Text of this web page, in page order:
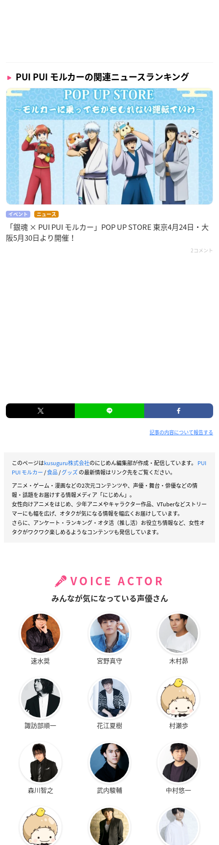
PUI PUI モルカーの関連ニュースランキング
イベント ニュース
「銀魂 × PUI PUI モルカー」POP UP STORE 東京4月24日・大
阪5月30日より開催！
2コメント
記事の内容について報告する
このページはkusuguru株式会社のにじめん編集部が作成・配信しています。 PUI
PUI モルカー/食品/グッズの最新情報はリンク先をご覧ください。
アニメ・ゲーム・漫画などの2次元コンテンツや、声優・舞台・俳優などの情
報・話題をお届けする情報メディア「にじめん」。
女性向けアニメをはじめ、少年アニメやキャラクター作品、VTuberなどストリー
マーにも幅を広げ、オタクが気になる情報を幅広くお届けしています。
さらに、アンケート・ランキング・オタ活（推し活）お役立ち情報など、女性オ
タクがワクワク楽しめるようなコンテンツも発信しています。
VOICE ACTOR
みんなが気になっている声優さん
速水奨 宮野真守 木村昴
諏訪部順一 花江夏樹 村瀬歩
森川智之 武内駿輔 中村悠一